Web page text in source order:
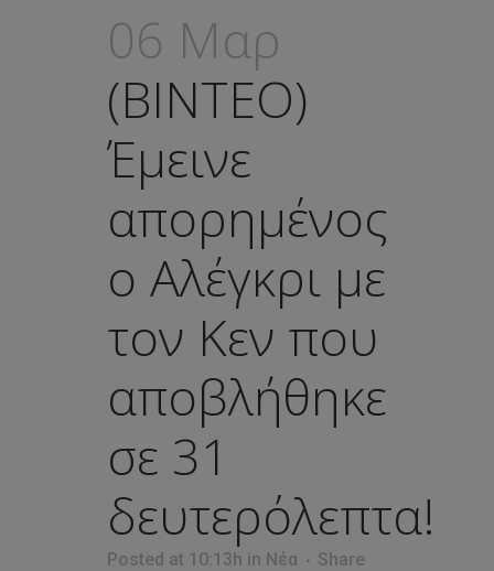
06 Μαρ
(ΒΙΝΤΕΟ)
Έμεινε
απορημένος
ο Αλέγκρι με
τον Κεν που
αποβλήθηκε
σε 31
δευτερόλεπτα!
Posted at 10:13h in Νέα Share